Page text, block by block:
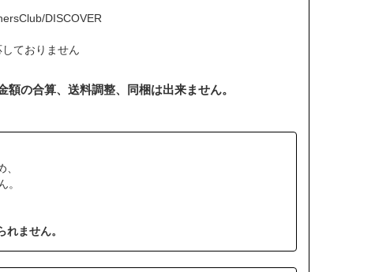
DISCOVER
ておりません
の合算、送料調整、同梱は出来ません。
。
ません。